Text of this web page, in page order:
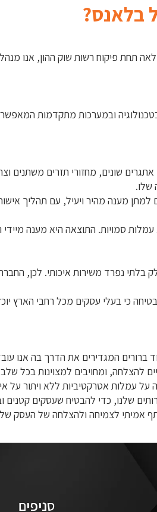
בלאנס?
ובמערכות מתקדמות
שונים, מחזורי תזרים משתנים
שלו.
מענה מהיר ויעיל, עם תהליך
סמויות. התוצאה היא מענה
כי בעלי עסקים מכל רחבי הארץ
ברורים המגדירים את הדרך בה אנו
להצלחה, ומחויבים למצוינות
על עמלות אטרקטיביות ללא ויתור על
שלנו, כדי להבטיח שעסקים קטנים
אמיתי לצמיחה ולהצלחה של העסק
סניפים